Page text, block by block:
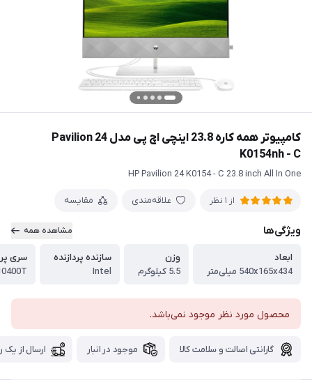
کامپیوتر همه کاره 23.8 اینچی اچ پی مدل Pavilion 24
K0154nh - C
HP Pavilion 24 K0154 - C 23.8 inch All In One
از 1 نظر علاقه‌مندی مقایسه
ویژگی‌ها مشاهده همه
ابعاد
540x165x434 میلی‌متر
وزن
5.5 کیلوگرم
سازنده پردازنده
Intel
سری
محصول مورد نظر موجود نمی‌باشد.
گارانتی اصالت و سلامت کالا موجود در انبار ارسال از یک